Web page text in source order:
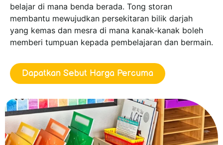
belajar di mana benda berada. Tong storan
membantu mewujudkan persekitaran bilik darjah
yang kemas dan mesra di mana kanak-kanak boleh
memberi tumpuan kepada pembelajaran dan bermain.
Dapatkan Sebut Harga Percuma